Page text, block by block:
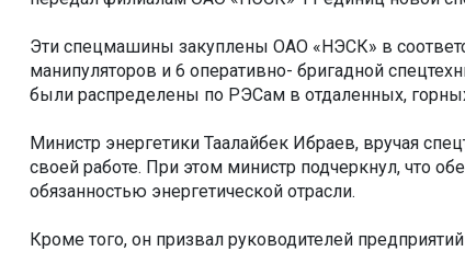
Эти спецмашины закуплены ОАО «НЭСК» в
манипуляторов и 6 оперативно- бригадной
были распределены по РЭСам в отдаленных,
Министр энергетики Таалайбек Ибраев, вручая
своей работе. При этом министр подчеркнул, что
обязанностью энергетической отрасли.
Кроме того, он призвал руководителей